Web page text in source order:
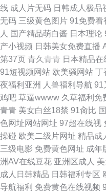
线 成人片无码 日韩成人极品
无码 三级黄色图片 91免费看
人 国产精品萌白酱 日本理论
产小视频 日韩美女免费直播
第37页 青久青青 日本精品在
91短视频网站 欧美骚网站 丁
夜福利亚洲
人兽福利导航 91
鸡吧 草逼wwww 久草福利免
青青 美女白丝18禁 91肏比
色网址网站网址 97超在线视
操碰 欧美二级片网址 精品成
三级电影 免费黄色网址 成年
洲AV在线豆花 亚洲区成人
成人日韩精品 日韩福利专区
导航福利 免费黄色在线视频